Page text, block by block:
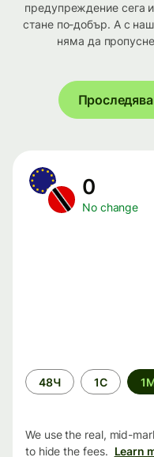
предупреждение сега
стане по-добър. А с
няма да
0
No change
Time
period
48Ч 1С
We use the real, mid-
to hide the fees. Learn